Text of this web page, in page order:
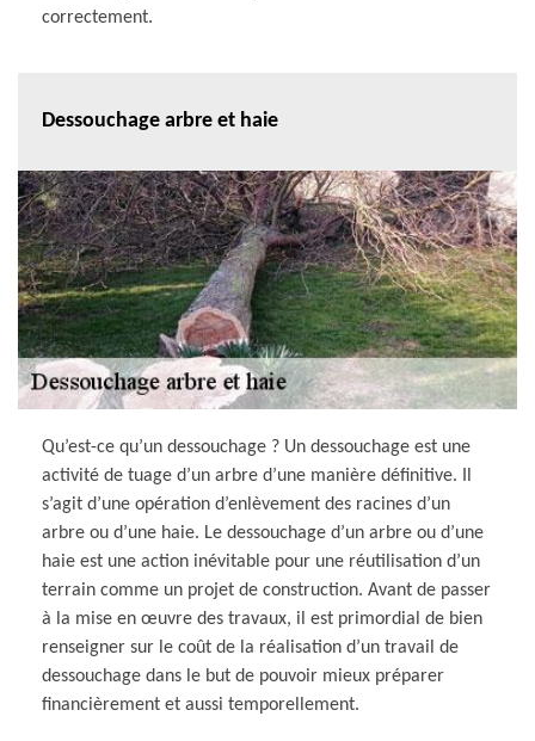
correctement.
Dessouchage arbre et haie
Qu’est-ce qu’un dessouchage ? Un dessouchage est une
activité de tuage d’un arbre d’une manière définitive. Il
s’agit d’une opération d’enlèvement des racines d’un
arbre ou d’une haie. Le dessouchage d’un arbre ou d’une
haie est une action inévitable pour une réutilisation d’un
terrain comme un projet de construction. Avant de passer
à la mise en œuvre des travaux, il est primordial de bien
renseigner sur le coût de la réalisation d’un travail de
dessouchage dans le but de pouvoir mieux préparer
financièrement et aussi temporellement.